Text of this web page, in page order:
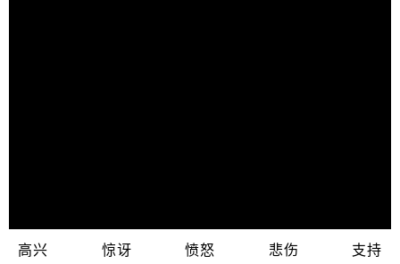
高兴 惊讶 愤怒 悲伤 支持